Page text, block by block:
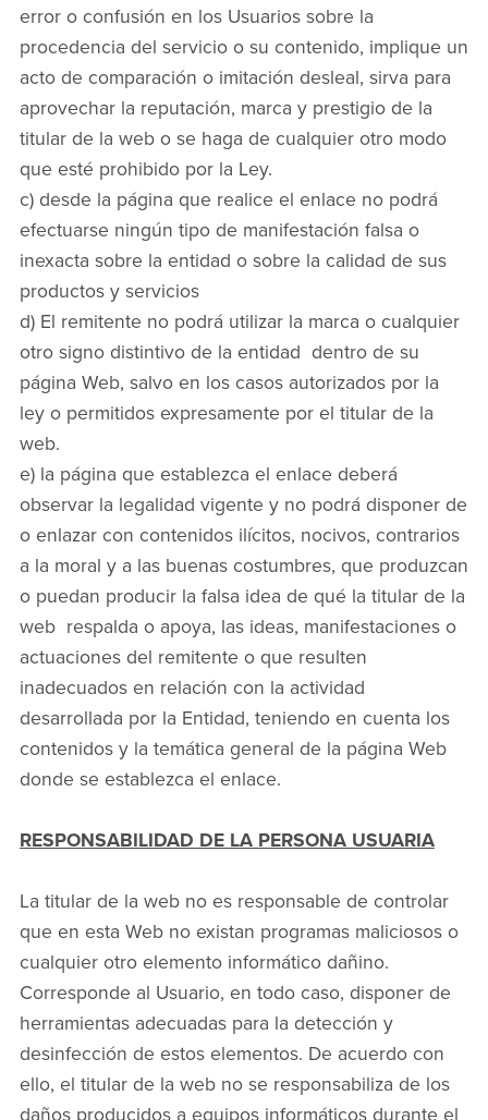
error o confusión en los Usuarios sobre la
procedencia del servicio o su contenido, implique un
acto de comparación o imitación desleal, sirva para
aprovechar la reputación, marca y prestigio de la
titular de la web o se haga de cualquier otro modo
que esté prohibido por la Ley.
c) desde la página que realice el enlace no podrá
efectuarse ningún tipo de manifestación falsa o
inexacta sobre la entidad o sobre la calidad de sus
productos y servicios
d) El remitente no podrá utilizar la marca o cualquier
otro signo distintivo de la entidad dentro de su
página Web, salvo en los casos autorizados por la
ley o permitidos expresamente por el titular de la
web.
e) la página que establezca el enlace deberá
observar la legalidad vigente y no podrá disponer de
o enlazar con contenidos ilícitos, nocivos, contrarios
a la moral y a las buenas costumbres, que produzcan
o puedan producir la falsa idea de qué la titular de la
web respalda o apoya, las ideas, manifestaciones o
actuaciones del remitente o que resulten
inadecuados en relación con la actividad
desarrollada por la Entidad, teniendo en cuenta los
contenidos y la temática general de la página Web
donde se establezca el enlace.
RESPONSABILIDAD DE LA PERSONA USUARIA
La titular de la web no es responsable de controlar
que en esta Web no existan programas maliciosos o
cualquier otro elemento informático dañino.
Corresponde al Usuario, en todo caso, disponer de
herramientas adecuadas para la detección y
desinfección de estos elementos. De acuerdo con
ello, el titular de la web no se responsabiliza de los
daños producidos a equipos informáticos durante el